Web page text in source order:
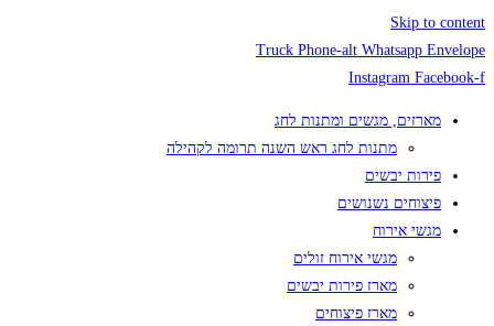
Skip to content
Truck Phone-alt Whatsapp Envelope
Instagram Facebook-f
מארזים, מגשים ומתנות לחג
מתנות לחג ראש השנה תרומה לקהילה
פירות יבשים
פיצוחים נשנושים
מגשי אירוח
מגשי אירוח זולים
מארז פירות יבשים
מארז פיצוחים